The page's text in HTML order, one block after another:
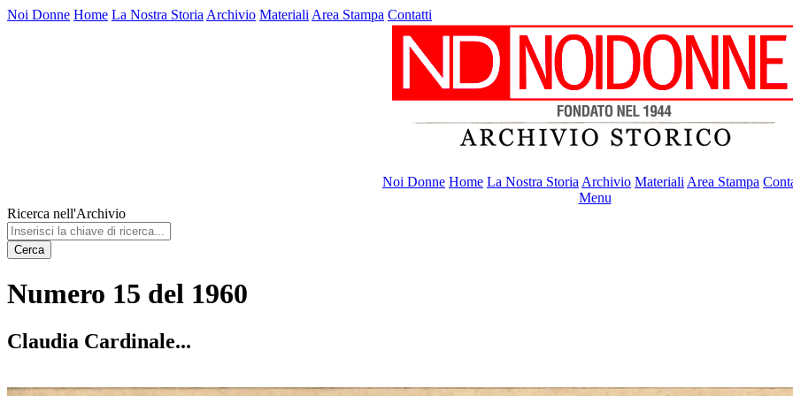
Noi Donne Home La Nostra Storia Archivio Materiali Area Stampa Contatti
Noi Donne Home La Nostra Storia Archivio Materiali Area Stampa
Menu
Ricerca nell'Archivio
Cerca
Numero 15 del 1960
Claudia Cardinale...